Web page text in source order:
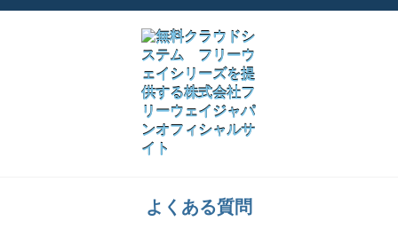
よくある質問